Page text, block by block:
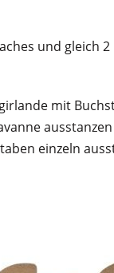
und gleich
mit
einzeln